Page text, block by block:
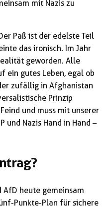
mit Nazis zu
Paß ist der edelste Teil
das ironisch. Im Jahr
geworden. Alle
ein gutes Leben, egal ob
zufällig in Afghanistan
Prinzip
und muss mit unserer
und Nazis Hand in Hand –
AfD heute gemeinsam
Punkte-Plan für sichere